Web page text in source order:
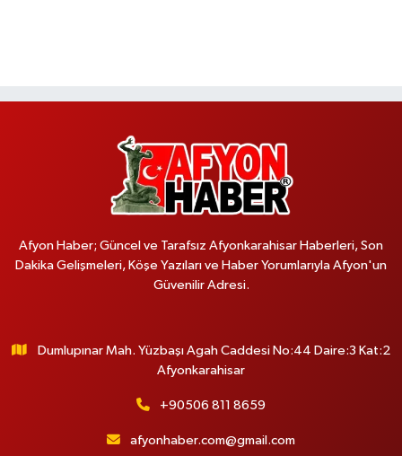
Afyon Haber; Güncel ve Tarafsız Afyonkarahisar Haberleri, Son
Dakika Gelişmeleri, Köşe Yazıları ve Haber Yorumlarıyla Afyon'un
Güvenilir Adresi.
Dumlupınar Mah. Yüzbaşı Agah Caddesi No:44 Daire:3 Kat:2
Afyonkarahisar
+90506 811 8659
afyonhaber.com@gmail.com